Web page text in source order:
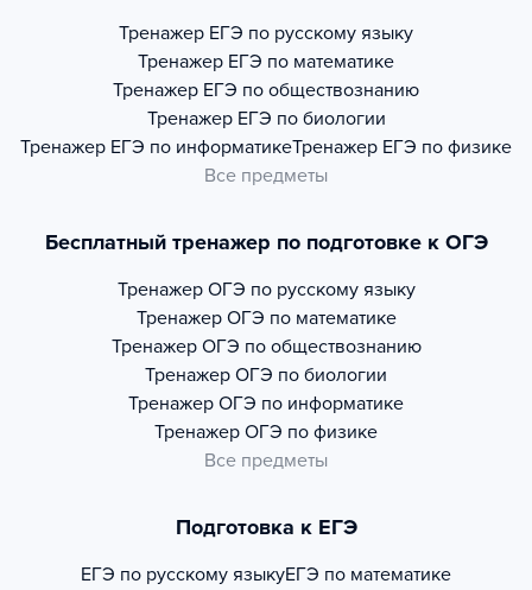
Тренажер ЕГЭ по русскому языку
Тренажер ЕГЭ по математике
Тренажер ЕГЭ по обществознанию
Тренажер ЕГЭ по биологии
Тренажер ЕГЭ по информатикеТренажер ЕГЭ по физике
Все предметы
Бесплатный тренажер по подготовке к ОГЭ
Тренажер ОГЭ по русскому языку
Тренажер ОГЭ по математике
Тренажер ОГЭ по обществознанию
Тренажер ОГЭ по биологии
Тренажер ОГЭ по информатике
Тренажер ОГЭ по физике
Все предметы
Подготовка к ЕГЭ
ЕГЭ по русскому языкуЕГЭ по математике